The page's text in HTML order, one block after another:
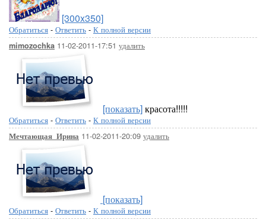
[300x350]
Обратиться - Ответить - К полной версии
mimozochka 11-02-2011-17:51 удалить
[показать]красота!!!!!
Обратиться - Ответить - К полной версии
Мечтающая_Ирина 11-02-2011-20:09 удалить
[показать]
Обратиться - Ответить - К полной версии